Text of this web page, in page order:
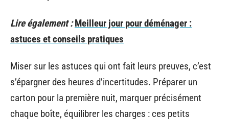
Lire également : Meilleur jour pour déménager :
astuces et conseils pratiques
Miser sur les astuces qui ont fait leurs preuves, c’est
s’épargner des heures d’incertitudes. Préparer un
carton pour la première nuit, marquer précisément
chaque boîte, équilibrer les charges : ces petits